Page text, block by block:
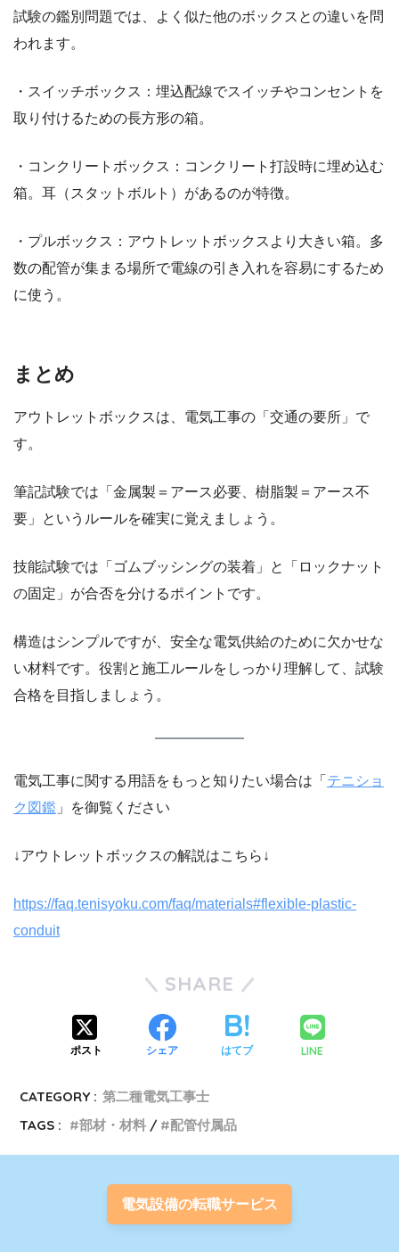
試験の鑑別問題では、よく似た他のボックスとの違いを問
われます。
・スイッチボックス：埋込配線でスイッチやコンセントを
取り付けるための長方形の箱。
・コンクリートボックス：コンクリート打設時に埋め込む
箱。耳（スタットボルト）があるのが特徴。
・プルボックス：アウトレットボックスより大きい箱。多
数の配管が集まる場所で電線の引き入れを容易にするため
に使う。
まとめ
アウトレットボックスは、電気工事の「交通の要所」で
す。
筆記試験では「金属製＝アース必要、樹脂製＝アース不
要」というルールを確実に覚えましょう。
技能試験では「ゴムブッシングの装着」と「ロックナット
の固定」が合否を分けるポイントです。
構造はシンプルですが、安全な電気供給のために欠かせな
い材料です。役割と施工ルールをしっかり理解して、試験
合格を目指しましょう。
電気工事に関する用語をもっと知りたい場合は「 テニショ
ク図鑑 」を御覧ください
↓アウトレットボックスの解説はこちら↓
https://faq.tenisyoku.com/faq/materials#flexible-plastic-
conduit
SHARE
ポスト シェア はてブ LINE
CATEGORY : 第二種電気工事士
TAGS :
部材・材料 配管付属品
電気設備の転職サービス